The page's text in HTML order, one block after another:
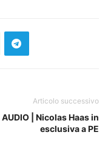
Articolo successivo
AUDIO | Nicolas Haas in
esclusiva a PE